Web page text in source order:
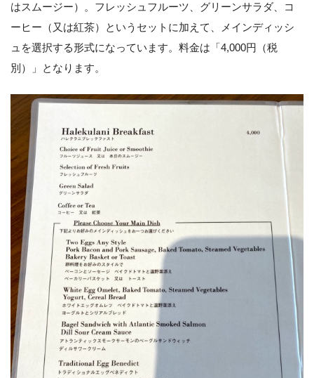
はスムージー）。フレッシュフルーツ、グリーンサラダ、コ
ーヒー（又は紅茶）というセットに加えて、メインディッシ
ュを選択する形式になっています。料金は「4,000円（税
別）」となります。